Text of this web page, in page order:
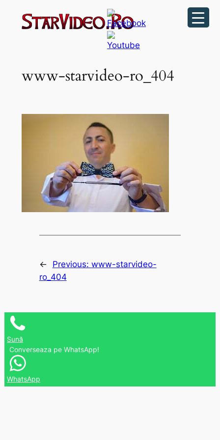
www-starvideo-ro_404
← Previous: www-starvideo-
ro_404
Sună
Converseaza pe WhatsApp!
WhatsApp